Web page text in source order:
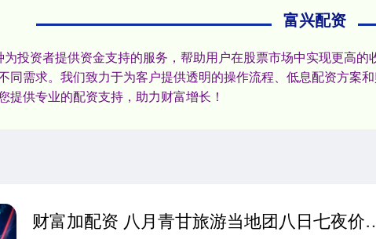
富兴配资
投资者提供资金支持的服务，帮助用户在股票市场中实现更高
同需求。我们致力于为客户提供透明的操作流程、低息配资方案
提供专业的配资支持，助力财富增长！
财富加配资 八月青甘旅游当